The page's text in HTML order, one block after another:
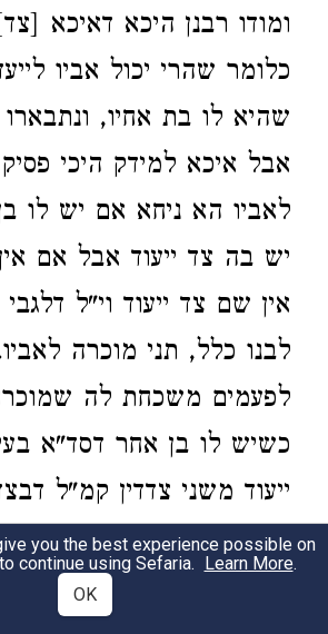
ומודו רבנן היכא דאיכא
כלומר שהרי יכול אביו
שהיא לו בת אחיו, ונתבארו
אבל איכא למידק היכי
לאביו הא ניחא אם יש לו
יש בה צד ייעוד אבל אם
אין שם צד ייעוד וי"ל
לבנו כלל, תני מוכרה
לפעמים משכחת לה
כשיש לו בן אחר דסד"א
ייעוד משני צדדין קמ"ל
וה"ה לכל העריות אם יש צד
למוכרה כיצד מוכרה
you the best experience possible on
continue using Sefaria. Learn More.
OK